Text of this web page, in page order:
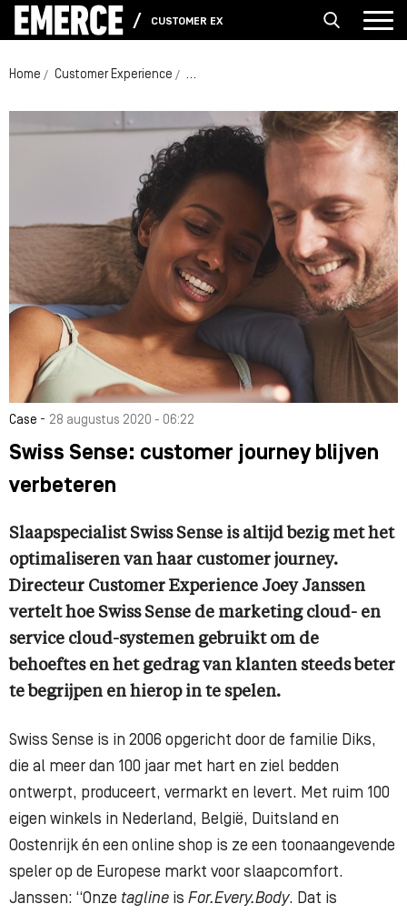
CUSTOMER EXPERIENCE
Home Customer Experience Swiss Sense: customer journey blijven
Case - 28 augustus 2020 - 06:22
Swiss Sense: customer journey blijven
verbeteren
Slaapspecialist Swiss Sense is altijd bezig met het
optimaliseren van haar customer journey.
Directeur Customer Experience Joey Janssen
vertelt hoe Swiss Sense de marketing cloud- en
service cloud-systemen gebruikt om de
behoeftes en het gedrag van klanten steeds beter
te begrijpen en hierop in te spelen.
Swiss Sense is in 2006 opgericht door de familie Diks,
die al meer dan 100 jaar met hart en ziel bedden
ontwerpt, produceert, vermarkt en levert. Met ruim 100
eigen winkels in Nederland, België, Duitsland en
Oostenrijk én een online shop is ze een toonaangevende
speler op de Europese markt voor slaapcomfort.
Janssen: “Onze tagline is For.Every.Body. Dat is